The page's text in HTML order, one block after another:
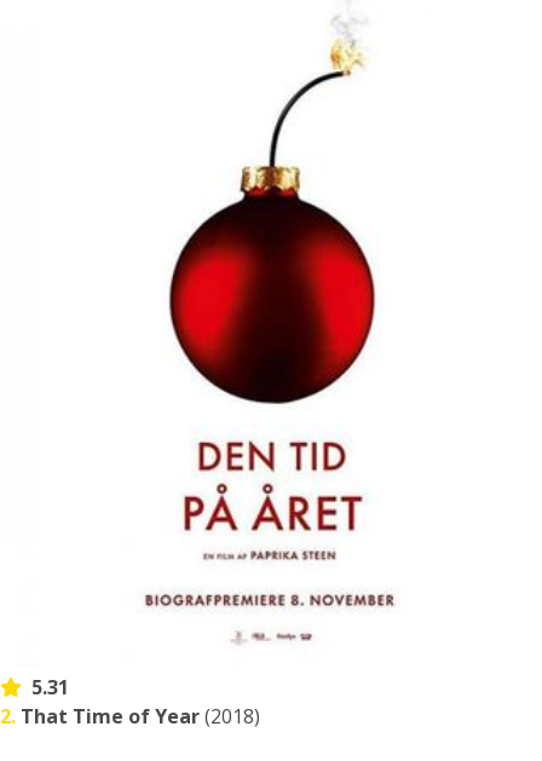
5.31
2. That Time of Year(2018)